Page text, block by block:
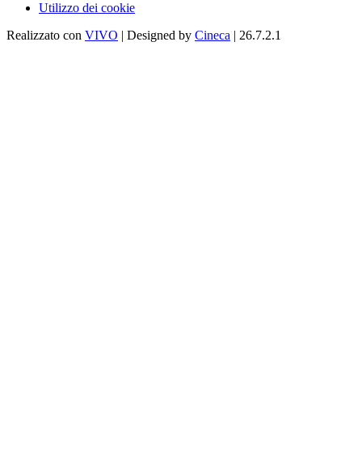
Utilizzo dei cookie
Realizzato con VIVO | Designed by Cineca | 26.7.2.1